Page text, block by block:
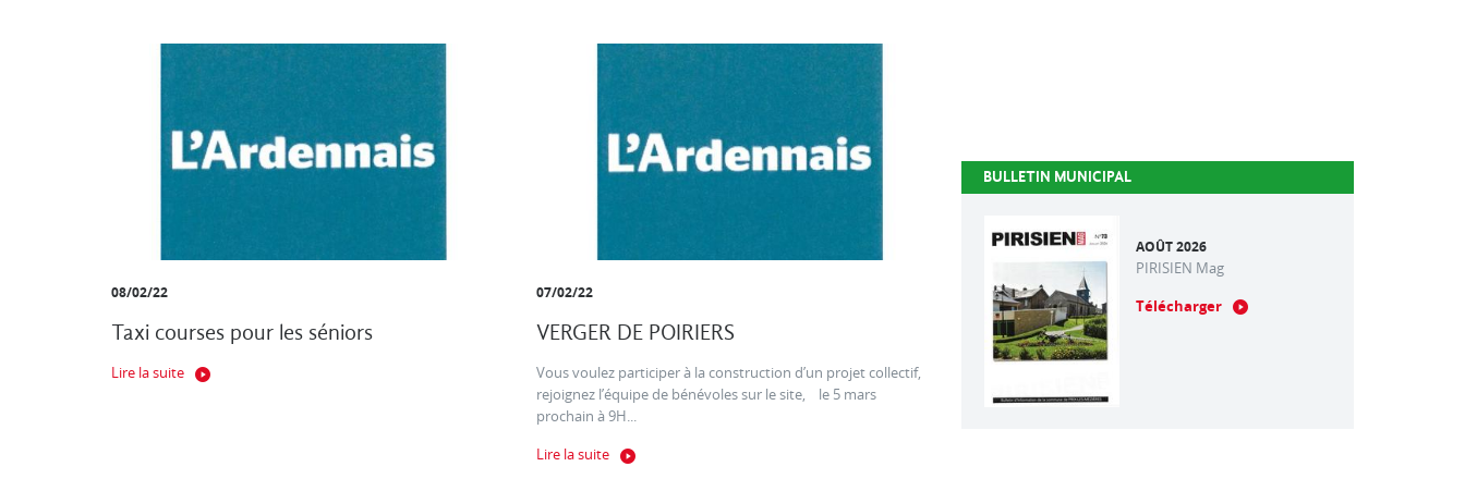
08/02/22
Taxi courses pour les séniors
Lire la suite
07/02/22
VERGER DE POIRIERS
Vous voulez participer à la construction d’un projet collectif,
rejoignez l’équipe de bénévoles sur le site, le 5 mars
prochain à 9H...
Lire la suite
BULLETIN MUNICIPAL
AOÛT 2026
PIRISIEN Mag
Télécharger